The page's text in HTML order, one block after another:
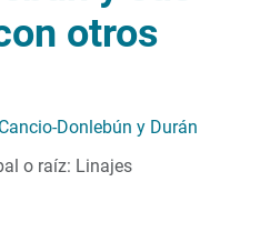
otros
Donlebún y Durán
o raíz: Linajes